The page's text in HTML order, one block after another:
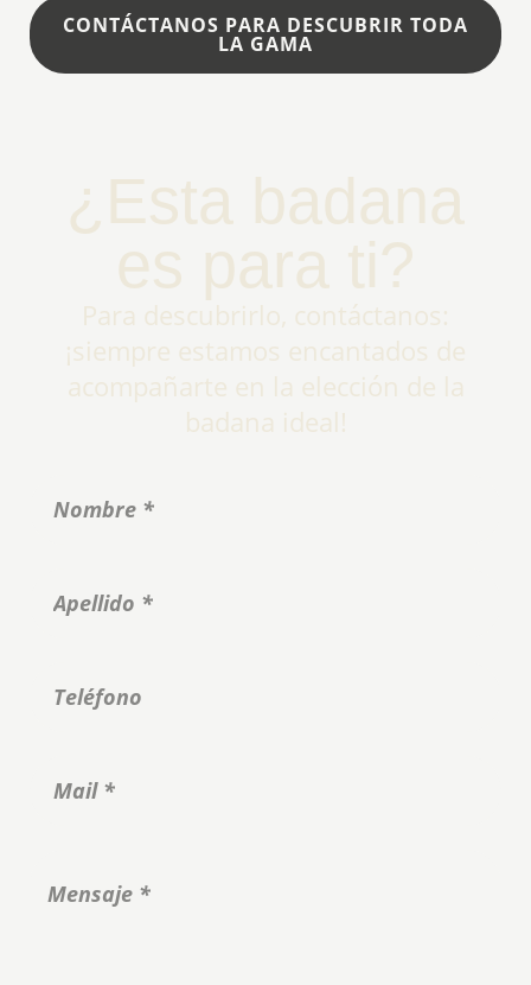
CONTÁCTANOS PARA DESCUBRIR TODA
LA GAMA
¿Esta badana
es para ti?
Para descubrirlo, contáctanos:
¡siempre estamos encantados de
acompañarte en la elección de la
badana ideal!